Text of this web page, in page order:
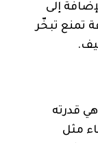
إلى
تمنع تبخّر
قدرته
مثل